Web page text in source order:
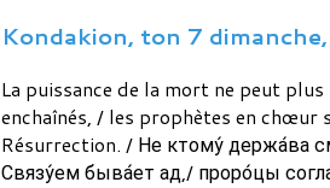
Kondakion, ton 7
La puissance de la mort ne peut
enchaînés, / les prophètes en chœur
Résurrection. / Не ктому́ держа́ва
Связу́ем быва́ет ад,/ проро́цы